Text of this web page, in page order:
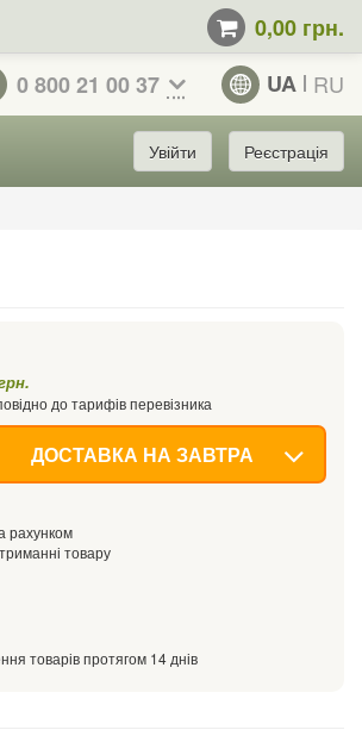
0,00 грн.
0 800 21 00 37 UA RU
Увійти Реєстрація
до тарифів перевізника
ДОСТАВКА НА ЗАВТРА
рахунком
товару
товарів протягом 14 днів